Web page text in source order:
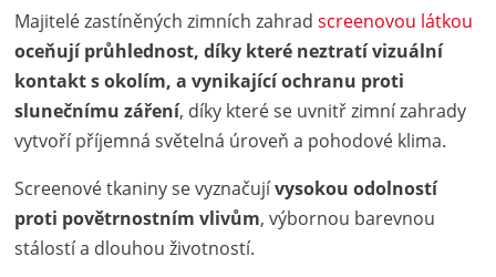
Majitelé zastíněných zimních zahradscreenovou látkou
oceňují průhlednost, díky které neztratí vizuální
kontakt s okolím, a vynikající ochranu proti
slunečnímu záření, díky které se uvnitř zimní zahrady
vytvoří příjemná světelná úroveň a pohodové klima.
Screenové tkaniny se vyznačujívysokou odolností
proti povětrnostním vlivům, výbornou barevnou
stálostí a dlouhou životností.